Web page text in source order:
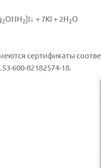
2ONH2]I↓ + 7KI + 2H2O
сертификаты
600-82182574-18.